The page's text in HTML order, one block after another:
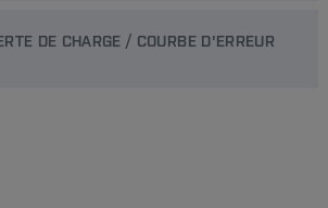
DE CHARGE / COURBE D'ERREUR